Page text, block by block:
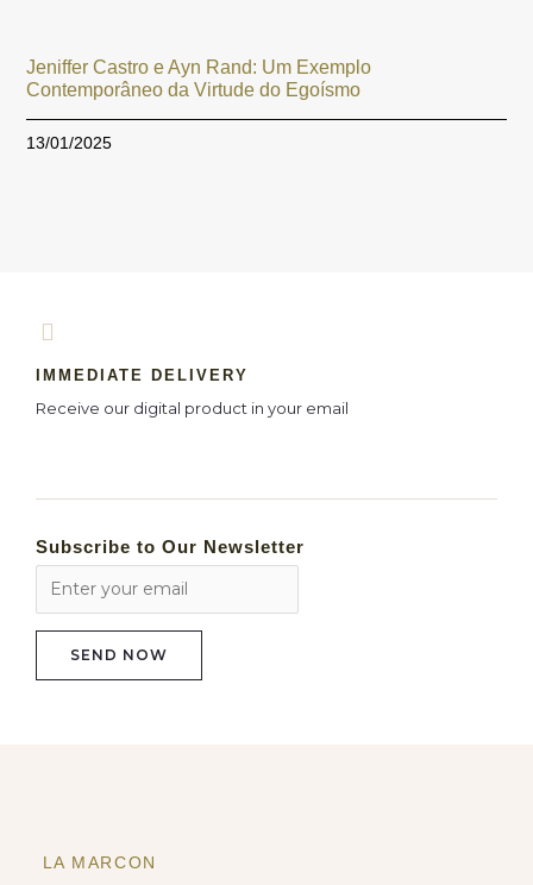
Jeniffer Castro e Ayn Rand: Um Exemplo
Contemporâneo da Virtude do Egoísmo
13/01/2025
IMMEDIATE DELIVERY
Receive our digital product in your email
Subscribe to Our Newsletter
LA MARCON